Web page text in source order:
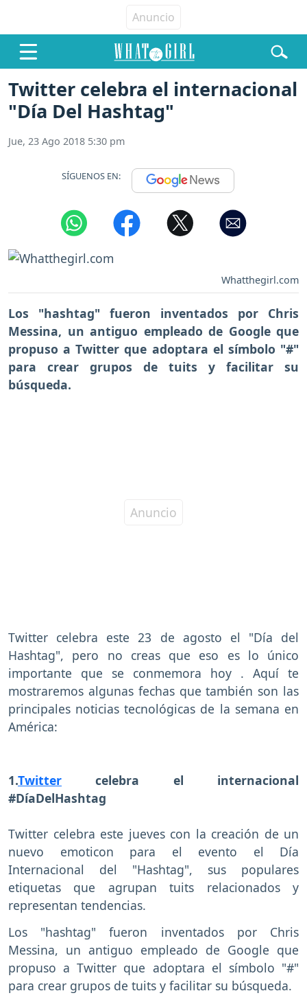
Twitter celebra el internacional
"Día Del Hashtag"
Jue, 23 Ago 2018 5:30 pm
SÍGUENOS EN:
Whatthegirl.com
Los "hashtag" fueron inventados por Chris
Messina, un antiguo empleado de Google que
propuso a Twitter que adoptara el símbolo "#"
para crear grupos de tuits y facilitar su
búsqueda.
Twitter celebra este 23 de agosto el "Día del
Hashtag", pero no creas que eso es lo único
importante que se conmemora hoy . Aquí te
mostraremos algunas fechas que también son las
principales noticias tecnológicas de la semana en
América:
1.Twitter celebra el internacional
#DíaDelHashtag
Twitter celebra este jueves con la creación de un
nuevo emoticon para el evento el Día
Internacional del "Hashtag", sus populares
etiquetas que agrupan tuits relacionados y
representan tendencias.
Los "hashtag" fueron inventados por Chris
Messina, un antiguo empleado de Google que
propuso a Twitter que adoptara el símbolo "#"
para crear grupos de tuits y facilitar su búsqueda.